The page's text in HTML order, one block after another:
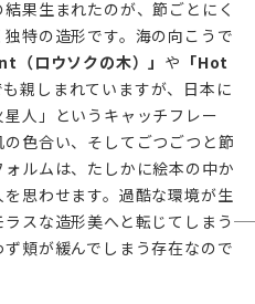
果生まれたのが、節ごとにく
特の造形です。海の向こうで
（ロウソクの木）」 や 「Hot
親しまれていますが、日本に
人」というキャッチフレー
色合い、そしてごつごつと節
ルムは、たしかに絵本の中か
思わせます。過酷な環境が生
スな造形美へと転じてしまう――
頬が緩んでしまう存在なので